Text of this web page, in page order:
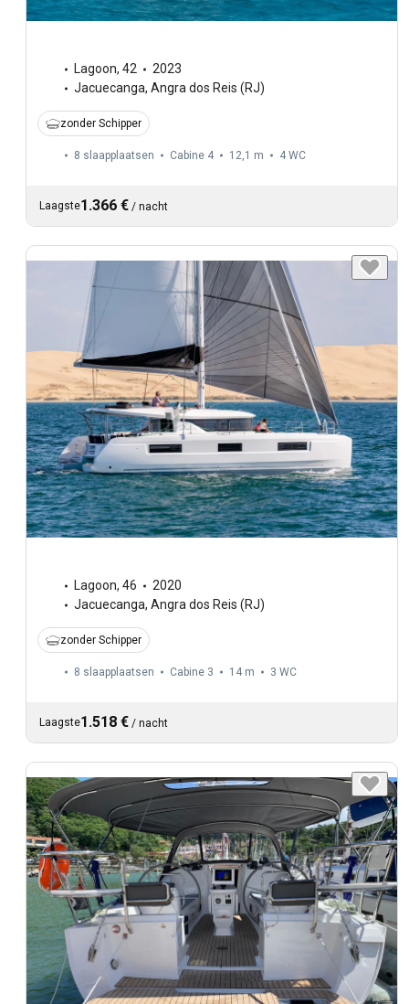
Lagoon, 42
2023
Jacuecanga, Angra dos Reis (RJ)
zonder Schipper
8 slaapplaatsen Cabine 4 12,1 m 4 WC
Laagste1.366 € / nacht
Lagoon, 46
2020
Jacuecanga, Angra dos Reis (RJ)
zonder Schipper
8 slaapplaatsen Cabine 3 14 m 3 WC
Laagste1.518 € / nacht